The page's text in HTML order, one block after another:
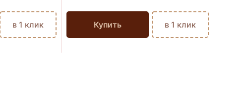
в 1 клик Купить в 1 клик